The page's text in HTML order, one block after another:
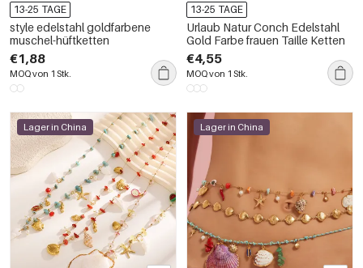
13-25 TAGE
style edelstahl goldfarbene
muschel-hüftketten
€1,88
MOQ von 1 Stk.
13-25 TAGE
Urlaub Natur Conch Edelstahl
Gold Farbe frauen Taille Ketten
€4,55
MOQ von 1 Stk.
Lager in China Lager in China